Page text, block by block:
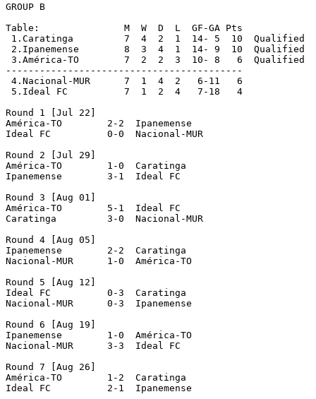
GROUP B
Table:               M  W  D  L  GF-GA Pts
1.Caratinga         7  4  2  1  14- 5  10  Qualified
2.Ipanemense        8  3  4  1  14- 9  10  Qualified
3.América-TO        7  2  2  3  10- 8   6  Qualified
------------------------------------------
4.Nacional-MUR      7  1  4  2   6-11   6
5.Ideal FC          7  1  2  4   7-18   4
Round 1 [Jul 22]
América-TO        2-2  Ipanemense
Ideal FC          0-0  Nacional-MUR
Round 2 [Jul 29]
América-TO        1-0  Caratinga
Ipanemense        3-1  Ideal FC
Round 3 [Aug 01]
América-TO        5-1  Ideal FC
Caratinga         3-0  Nacional-MUR
Round 4 [Aug 05]
Ipanemense        2-2  Caratinga
Nacional-MUR      1-0  América-TO
Round 5 [Aug 12]
Ideal FC          0-3  Caratinga
Nacional-MUR      0-3  Ipanemense
Round 6 [Aug 19]
Ipanemense        1-0  América-TO
Nacional-MUR      3-3  Ideal FC
Round 7 [Aug 26]
América-TO        1-2  Caratinga
Ideal FC          2-1  Ipanemense